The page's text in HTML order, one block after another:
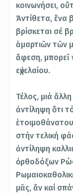
κοινωνήσει,
Ἀντίθετα, ἕνα
βρίσκεται σέ
ἁμαρτιῶν τῶν
ἄφεση, μπορεῖ
εὐχελαίου.
Τέλος, μιά
ἀντίληψη ὅτι
στήν τελική
ἀντίληψη
ὀρθοδόξων
μᾶς, ἄν καί